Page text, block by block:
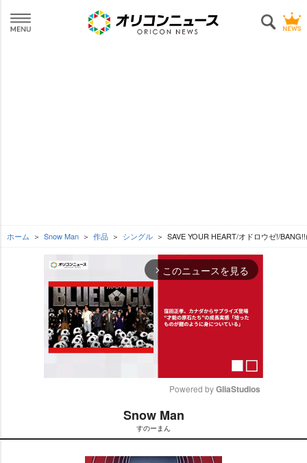
ホーム Snow Man 作品 シングル SAVE YOUR HEART/オドロウゼ!/
arrow_forward_ios このニュースを見る
t
e
Powered by GliaStudios
Snow Man
すのーまん